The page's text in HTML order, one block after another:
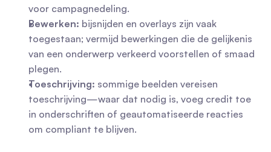
voor campagnedeling.
Bewerken: bijsnijden en overlays zijn vaak
toegestaan; vermijd bewerkingen die de gelijkenis
van een onderwerp verkeerd voorstellen of smaad
plegen.
Toeschrijving: sommige beelden vereisen
toeschrijving—waar dat nodig is, voeg credit toe
in onderschriften of geautomatiseerde reacties
om compliant te blijven.